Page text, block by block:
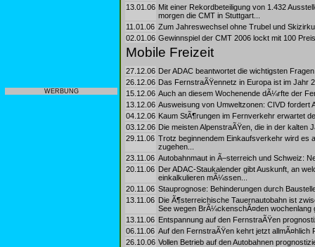
WERBUNG
13.01.06 Mit einer Rekordbeteiligung von 1.432
morgen die CMT in Stuttgart...
11.01.06 Zum Jahreswechsel ohne Trubel und
02.01.06 Gewinnspiel der CMT 2006 lockt mit 100
Mobile Freizeit
27.12.06 Der ADAC beantwortet die wichtigsten
26.12.06 Das FernstraÃŸennetz in Europa ist im Jahr
15.12.06 Auch an diesem Wochenende dÃ¼rfte der
13.12.06 Ausweisung von Umweltzonen: CIVD fordert
04.12.06 Kaum StÃ¶rungen im Fernverkehr erwartet
03.12.06 Die meisten AlpenstraÃŸen, die in der
29.11.06 Trotz beginnendem Einkaufsverkehr wird es
zugehen...
23.11.06 Autobahnmaut in Ã–sterreich und Schweiz:
20.11.06 Der ADAC-Staukalender gibt Auskunft, an
einkalkulieren mÃ¼ssen...
20.11.06 Stauprognose: Behinderungen durch
13.11.06 Die Ã¶sterreichische Tauernautobahn ist
See wegen BrÃ¼ckenschÃ¤den wochenlang
13.11.06 Entspannung auf den FernstraÃŸen
06.11.06 Auf den FernstraÃŸen kehrt jetzt
26.10.06 Vollen Betrieb auf den Autobahnen